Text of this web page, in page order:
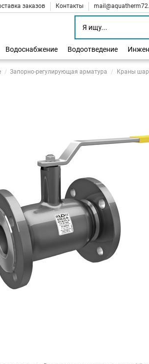
заказов Контакты
Водоснабжение Водоотведение
Запорно-регулирующая арматура Краны